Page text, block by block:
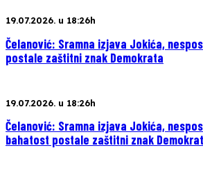
19.07.2026. u 18:26h
Čelanović: Sramna izjava Jokića,
postale zaštitni znak Demokrata
19.07.2026. u 18:26h
Čelanović: Sramna izjava Jokića,
bahatost postale zaštitni znak